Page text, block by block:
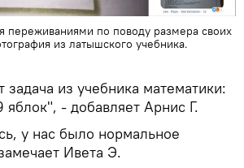
переживаниями по поводу размера своих
из латышского учебника.
из учебника математики:
- добавляет Арнис Г.
у нас было нормальное
Ивета Э.